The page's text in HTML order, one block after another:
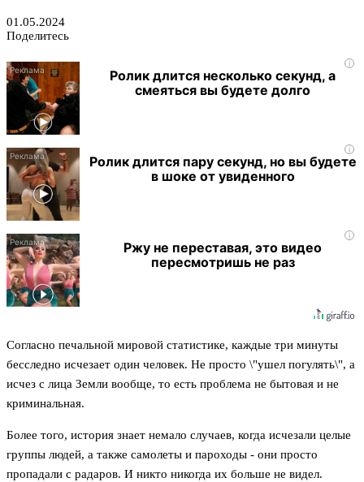
01.05.2024
Поделитесь
i
Ролик длится несколько секунд, а
смеяться вы будете долго
i
Ролик длится пару секунд, но вы будете
в шоке от увиденного
i
Ржу не переставая, это видео
пересмотришь не раз
Согласно печальной мировой статистике, каждые три минуты
бесследно исчезает один человек. Не просто \"ушел погулять\", а
исчез с лица Земли вообще, то есть проблема не бытовая и не
криминальная.
Более того, история знает немало случаев, когда исчезали целые
группы людей, а также самолеты и пароходы - они просто
пропадали с радаров. И никто никогда их больше не видел.